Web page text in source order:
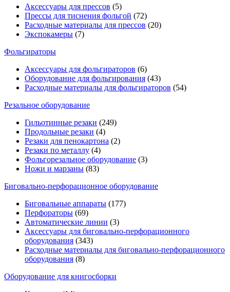
Аксессуары для прессов (5)
Прессы для тиснения фольгой (72)
Расходные материалы для прессов (20)
Экспокамеры (7)
Фольгираторы
Аксессуары для фольгираторов (6)
Оборудование для фольгирования (43)
Расходные материалы для фольгираторов (54)
Резальное оборудование
Гильотинные резаки (249)
Продольные резаки (4)
Резаки для пенокартона (2)
Резаки по металлу (4)
Фольгорезальное оборудование (3)
Ножи и марзаны (83)
Биговально-перфорационное оборудование
Биговальные аппараты (177)
Перфораторы (69)
Автоматические линии (3)
Аксессуары для биговально-перфорационного
оборудования (343)
Расходные материалы для биговально-перфорационного
оборудования (8)
Оборудование для книгосборки